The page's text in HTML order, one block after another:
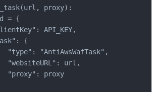
proxy):
= {
API_KEY,
{
"type": "AntiAwsWafTask",
"websiteURL": url,
"proxy": proxy